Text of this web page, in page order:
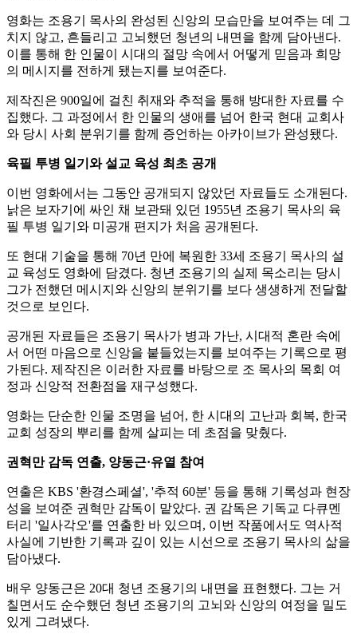
영화는 조용기 목사의 완성된 신앙의 모습만을 보여주는 데 그
치지 않고, 흔들리고 고뇌했던 청년의 내면을 함께 담아낸다.
이를 통해 한 인물이 시대의 절망 속에서 어떻게 믿음과 희망
의 메시지를 전하게 됐는지를 보여준다.
제작진은 900일에 걸친 취재와 추적을 통해 방대한 자료를 수
집했다. 그 과정에서 한 인물의 생애를 넘어 한국 현대 교회사
와 당시 사회 분위기를 함께 증언하는 아카이브가 완성됐다.
육필 투병 일기와 설교 육성 최초 공개
이번 영화에서는 그동안 공개되지 않았던 자료들도 소개된다.
낡은 보자기에 싸인 채 보관돼 있던 1955년 조용기 목사의 육
필 투병 일기와 미공개 편지가 처음 공개된다.
또 현대 기술을 통해 70년 만에 복원한 33세 조용기 목사의 설
교 육성도 영화에 담겼다. 청년 조용기의 실제 목소리는 당시
그가 전했던 메시지와 신앙의 분위기를 보다 생생하게 전달할
것으로 보인다.
공개된 자료들은 조용기 목사가 병과 가난, 시대적 혼란 속에
서 어떤 마음으로 신앙을 붙들었는지를 보여주는 기록으로 평
가된다. 제작진은 이러한 자료를 바탕으로 조 목사의 목회 여
정과 신앙적 전환점을 재구성했다.
영화는 단순한 인물 조명을 넘어, 한 시대의 고난과 회복, 한국
교회 성장의 뿌리를 함께 살피는 데 초점을 맞췄다.
권혁만 감독 연출, 양동근·유열 참여
연출은 KBS '환경스페셜', '추적 60분' 등을 통해 기록성과 현장
성을 보여준 권혁만 감독이 맡았다. 권 감독은 기독교 다큐멘
터리 '일사각오'를 연출한 바 있으며, 이번 작품에서도 역사적
사실에 기반한 기록과 깊이 있는 시선으로 조용기 목사의 삶을
담아냈다.
배우 양동근은 20대 청년 조용기의 내면을 표현했다. 그는 거
칠면서도 순수했던 청년 조용기의 고뇌와 신앙의 여정을 밀도
있게 그려냈다.